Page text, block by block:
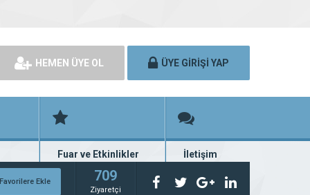
HEMEN ÜYE OL ÜYE GİRİŞİ YAP
Fuar ve Etkinlikler
Fuar ve etkinlik planları
İletişim
Bize ulaşın
Favorilere Ekle
709
Ziyaretçi